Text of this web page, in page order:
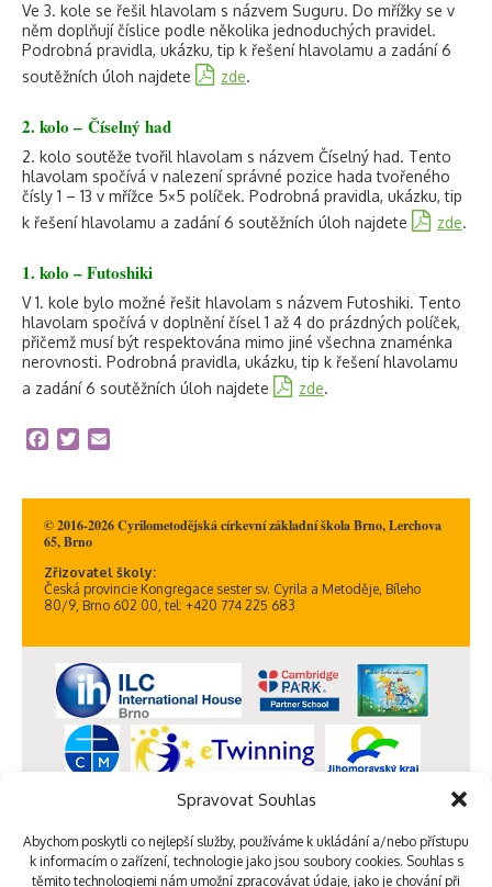
Spravovat Souhlas
Abychom poskytli co nejlepší služby, používáme k ukládání a/nebo přístupu
k informacím o zařízení, technologie jako jsou soubory cookies. Souhlas s
těmito technologiemi nám umožní zpracovávat údaje, jako je chování při
Ve 3. kole se řešil hlavolam s názvem Suguru. Do mřížky se v
něm doplňují číslice podle několika jednoduchých pravidel.
Podrobná pravidla, ukázku, tip k řešení hlavolamu a zadání 6
soutěžních úloh najdete
zde.
2. kolo – Číselný had
2. kolo soutěže tvořil hlavolam s názvem Číselný had. Tento
hlavolam spočívá v nalezení správné pozice hada tvořeného
čísly 1 – 13 v mřížce 5×5 políček. Podrobná pravidla, ukázku, tip
k řešení hlavolamu a zadání 6 soutěžních úloh najdete
zde.
1. kolo – Futoshiki
V 1. kole bylo možné řešit hlavolam s názvem Futoshiki. Tento
hlavolam spočívá v doplnění čísel 1 až 4 do prázdných políček,
přičemž musí být respektována mimo jiné všechna znaménka
nerovnosti. Podrobná pravidla, ukázku, tip k řešení hlavolamu
a zadání 6 soutěžních úloh najdete
zde.
Facebook
Twitter
© 2016-2026 Cyrilometodějská církevní základní škola Brno, Lerchova
65, Brno
Zřizovatel školy:
Česká provincie Kongregace sester sv. Cyrila a Metoděje, Bíleho
80/9, Brno 602 00, tel: +420 774 225 683